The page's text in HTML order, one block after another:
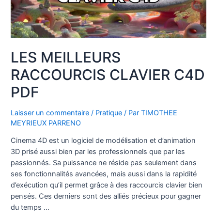
LES MEILLEURS
RACCOURCIS CLAVIER C4D
PDF
Laisser un commentaire / Pratique / ParTIMOTHEE
MEYRIEUX PARRENO
Cinema 4D est un logiciel de modélisation et d’animation
3D prisé aussi bien par les professionnels que par les
passionnés. Sa puissance ne réside pas seulement dans
ses fonctionnalités avancées, mais aussi dans la rapidité
d’exécution qu’il permet grâce à des raccourcis clavier bien
pensés. Ces derniers sont des alliés précieux pour gagner
du temps …